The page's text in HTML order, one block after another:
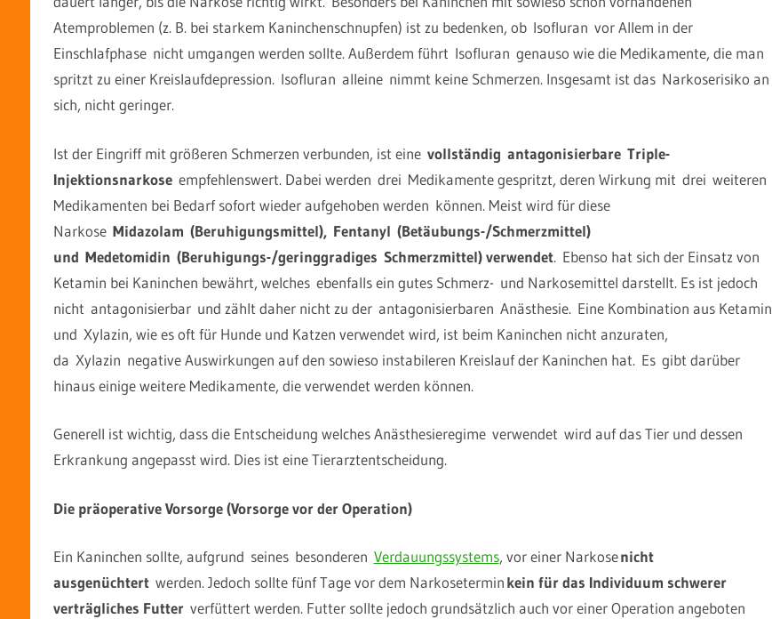
Atemproblemen (z. B. bei starkem Kaninchenschnupfen) ist zu bedenken, ob Isofluran vor Allem in der
Einschlafphase nicht umgangen werden sollte. Außerdem führt Isofluran genauso wie die Medikamente, die man
spritzt zu einer Kreislaufdepression. Isofluran alleine nimmt keine Schmerzen. Insgesamt ist das Narkoserisiko an
sich, nicht geringer.
Ist der Eingriff mit größeren Schmerzen verbunden, ist eine vollständig antagonisierbare Triple-
Injektionsnarkoseempfehlenswert. Dabei werden drei Medikamente gespritzt, deren Wirkung mit drei weiteren
Medikamenten bei Bedarf sofort wieder aufgehoben werden können. Meist wird für diese
Narkose Midazolam (Beruhigungsmittel), Fentanyl (Betäubungs-/Schmerzmittel)
und Medetomidin (Beruhigungs-/geringgradiges Schmerzmittel) verwendet. Ebenso hat sich der Einsatz von
Ketamin bei Kaninchen bewährt, welches ebenfalls ein gutes Schmerz- und Narkosemittel darstellt. Es ist jedoch
nicht antagonisierbar und zählt daher nicht zu der antagonisierbaren Anästhesie. Eine Kombination aus Ketamin
und Xylazin, wie es oft für Hunde und Katzen verwendet wird, ist beim Kaninchen nicht anzuraten,
da Xylazin negative Auswirkungen auf den sowieso instabileren Kreislauf der Kaninchen hat. Es gibt darüber
hinaus einige weitere Medikamente, die verwendet werden können.
Generell ist wichtig, dass die Entscheidung welches Anästhesieregime verwendet wird auf das Tier und dessen
Erkrankung angepasst wird. Dies ist eine Tierarztentscheidung.
Die präoperative Vorsorge (Vorsorge vor der Operation)
Ein Kaninchen sollte, aufgrund seines besonderen Verdauungssystems, vor einer Narkosenicht
ausgenüchtertwerden. Jedoch sollte fünf Tage vor dem Narkoseterminkein für das Individuum schwerer
verträgliches Futterverfüttert werden. Futter sollte jedoch grundsätzlich auch vor einer Operation angeboten